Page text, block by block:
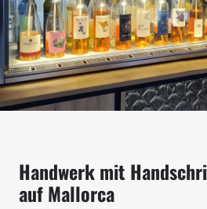
Handwerk mit
auf Mallorca